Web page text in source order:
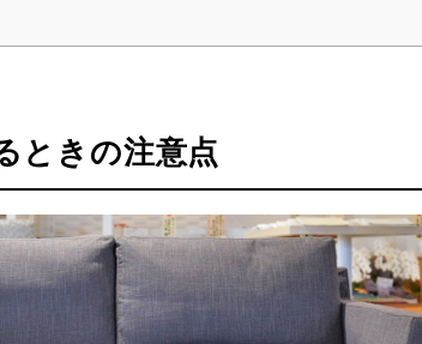
ときの注意点